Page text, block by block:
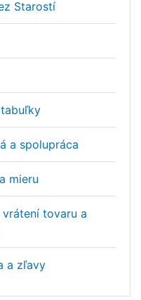
Starostí
a spolupráca
mieru
tovaru a
a zľavy